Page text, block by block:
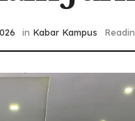
in Kabar Kampus